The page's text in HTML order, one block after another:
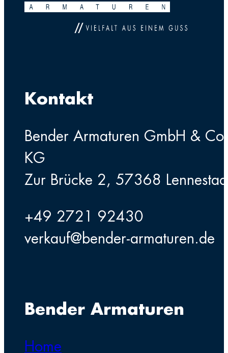
Kontakt
Bender Armaturen GmbH & Co.
KG
Zur Brücke 2, 57368
+49 2721 92430
verkauf@bender-armaturen.de
Bender Armaturen
Home